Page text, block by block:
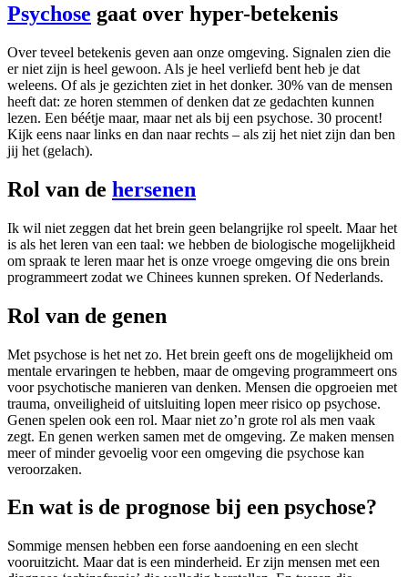
Psychose gaat over hyper-betekenis
Over teveel betekenis geven aan onze omgeving. Signalen zien die
er niet zijn is heel gewoon. Als je heel verliefd bent heb je dat
weleens. Of als je gezichten ziet in het donker. 30% van de mensen
heeft dat: ze horen stemmen of denken dat ze gedachten kunnen
lezen. Een béétje maar, maar net als bij een psychose. 30 procent!
Kijk eens naar links en dan naar rechts – als zij het niet zijn dan ben
jij het (gelach).
Rol van de hersenen
Ik wil niet zeggen dat het brein geen belangrijke rol speelt. Maar het
is als het leren van een taal: we hebben de biologische mogelijkheid
om spraak te leren maar het is onze vroege omgeving die ons brein
programmeert zodat we Chinees kunnen spreken. Of Nederlands.
Rol van de genen
Met psychose is het net zo. Het brein geeft ons de mogelijkheid om
mentale ervaringen te hebben, maar de omgeving programmeert ons
voor psychotische manieren van denken. Mensen die opgroeien met
trauma, onveiligheid of uitsluiting lopen meer risico op psychose.
Genen spelen ook een rol. Maar niet zo’n grote rol als men vaak
zegt. En genen werken samen met de omgeving. Ze maken mensen
meer of minder gevoelig voor een omgeving die psychose kan
veroorzaken.
En wat is de prognose bij een psychose?
Sommige mensen hebben een forse aandoening en een slecht
vooruitzicht. Maar dat is een minderheid. Er zijn mensen met een